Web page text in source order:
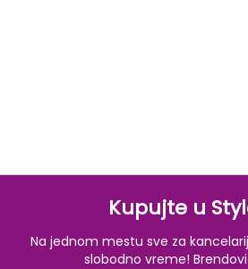
Kupujte u
Na jednom mestu sve za
slobodno vreme!